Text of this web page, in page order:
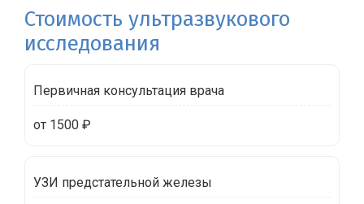
Стоимость ультразвукового
исследования
Первичная консультация врача
от 1500 ₽
УЗИ предстательной железы